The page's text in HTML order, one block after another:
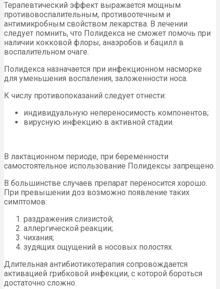
Терапевтический эффект выражается мощным
противовоспалительным, противоотечным и
антимикробным свойством лекарства. В лечении
следует помнить, что Полидекса не сможет помочь при
наличии кокковой флоры, анаэробов и бацилл в
воспалительном очаге.
Полидекса назначается при инфекционном насморке
для уменьшения воспаления, заложенности носа.
К числу противопоказаний следует отнести:
индивидуальную непереносимость компонентов;
вирусную инфекцию в активной стадии.
В лактационном периоде, при беременности
самостоятельное использование Полидексы запрещено.
В большинстве случаев препарат переносится хорошо.
При превышении доз возможно появление таких
симптомов:
раздражения слизистой;
аллергической реакции;
чихания;
зудящих ощущений в носовых полостях.
Длительная антибиотикотерапия сопровождается
активацией грибковой инфекции, с которой бороться
достаточно сложно.